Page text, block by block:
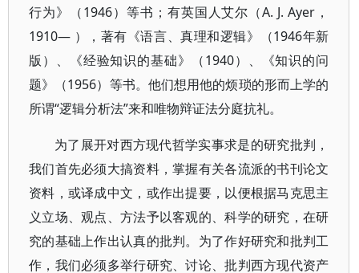
行为》（1946）等书；有英国人艾尔（A. J. Ayer，
1910— ），著有《语言、真理和逻辑》（1946年新
版）、《经验知识的基础》（1940）、《知识的问
题》（1956）等书。他们想用他的烦琐的形而上学的
所谓“逻辑分析法”来和唯物辩证法分庭抗礼。
为了展开对西方现代哲学实事求是的研究批判，
我们首先必须大搞资料，掌握有关各流派的书刊论文
资料，或译成中文，或作出提要，以便根据马克思主
义立场、观点、方法予以客观的、科学的研究，在研
究的基础上作出认真的批判。为了作好研究和批判工
作，我们必须多举行研究、讨论、批判西方现代资产